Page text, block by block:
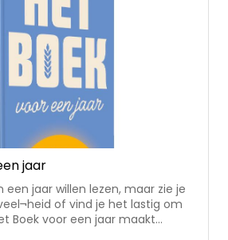
jaar
een jaar willen lezen, maar zie je
of vind je het lastig om
Boek voor een jaar maakt